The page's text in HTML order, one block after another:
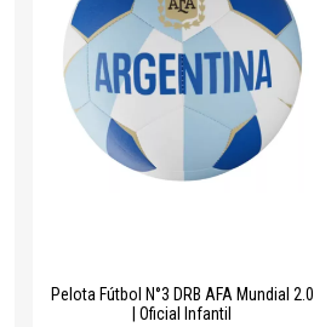
Pelota Fútbol N°3 DRB AFA Mundial 2.0
| Oficial Infantil